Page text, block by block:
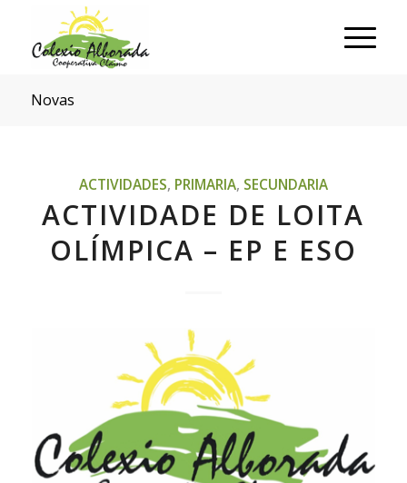
Novas
ACTIVIDADES, PRIMARIA, SECUNDARIA
ACTIVIDADE DE LOITA
OLÍMPICA – EP E ESO